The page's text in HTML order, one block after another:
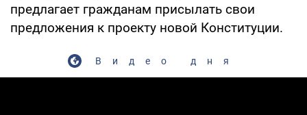
предлагает гражданам присылать свои
предложения к проекту новой Конституции.
Видео дня